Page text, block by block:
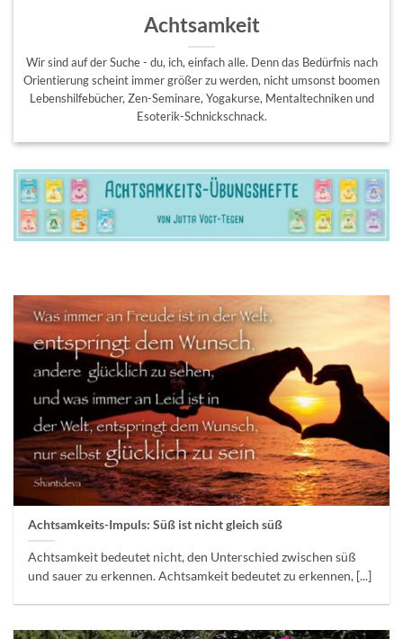
Achtsamkeit
Wir sind auf der Suche - du, ich, einfach alle. Denn das Bedürfnis nach
Orientierung scheint immer größer zu werden, nicht umsonst boomen
Lebenshilfebücher, Zen-Seminare, Yogakurse, Mentaltechniken und
Esoterik-Schnickschnack.
Achtsamkeits-Impuls: Süß ist nicht gleich süß
Achtsamkeit bedeutet nicht, den Unterschied zwischen süß
und sauer zu erkennen. Achtsamkeit bedeutet zu erkennen, [...]